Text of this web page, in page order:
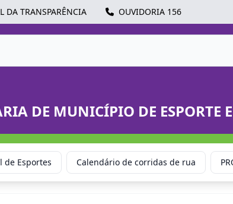
DA TRANSPARÊNCIA OUVIDORIA 156
DE MUNICÍPIO DE ESPORTE
de Esportes Calendário de corridas de rua